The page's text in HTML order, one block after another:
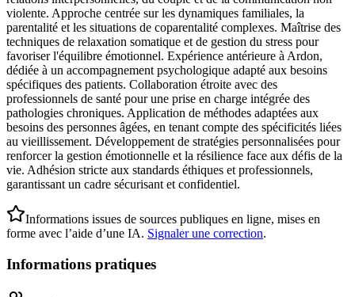
violente. Approche centrée sur les dynamiques familiales, la
parentalité et les situations de coparentalité complexes. Maîtrise des
techniques de relaxation somatique et de gestion du stress pour
favoriser l'équilibre émotionnel. Expérience antérieure à Ardon,
dédiée à un accompagnement psychologique adapté aux besoins
spécifiques des patients. Collaboration étroite avec des
professionnels de santé pour une prise en charge intégrée des
pathologies chroniques. Application de méthodes adaptées aux
besoins des personnes âgées, en tenant compte des spécificités liées
au vieillissement. Développement de stratégies personnalisées pour
renforcer la gestion émotionnelle et la résilience face aux défis de la
vie. Adhésion stricte aux standards éthiques et professionnels,
garantissant un cadre sécurisant et confidentiel.
Informations issues de sources publiques en ligne, mises en
forme avec l’aide d’une IA. Signaler une correction.
Informations pratiques